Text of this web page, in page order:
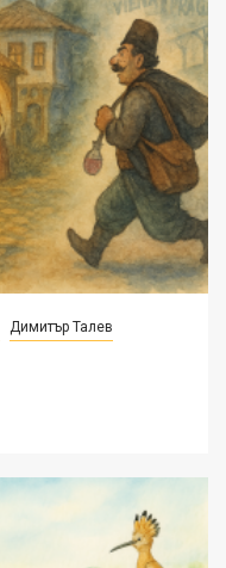
Димитър Талев